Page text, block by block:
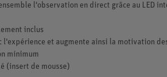
l'observation en direct grâce au LED
inclus
et augmente ainsi la motivation
minimum
(insert de mousse)